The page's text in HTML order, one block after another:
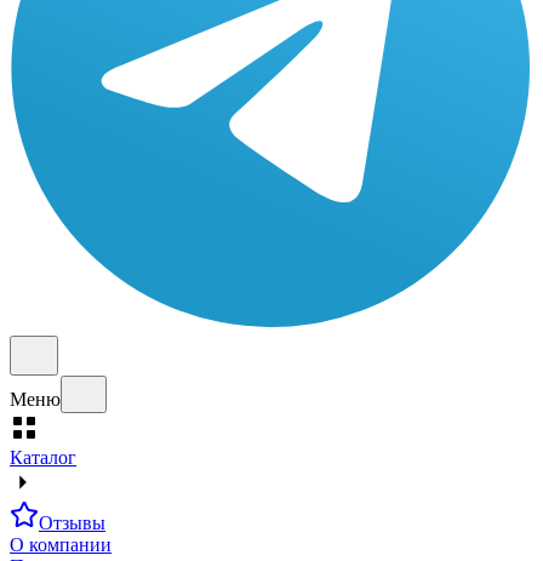
Меню
Каталог
Отзывы
О компании